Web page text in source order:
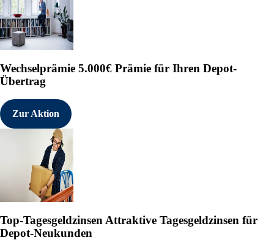
Wechselprämie 5.000€ Prämie für Ihren Depot-
Übertrag
Zur Aktion
Top-Tagesgeldzinsen Attraktive Tagesgeldzinsen für
Depot-Neukunden